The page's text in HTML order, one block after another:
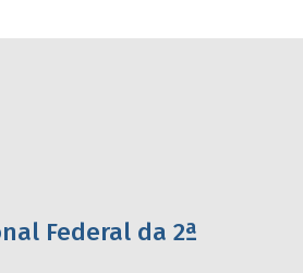
sobre os órgãos da 2ª
Federal da 2ª